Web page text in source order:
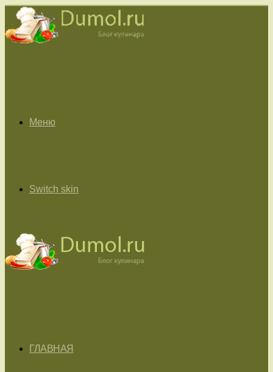
Меню
Switch skin
ГЛАВНАЯ